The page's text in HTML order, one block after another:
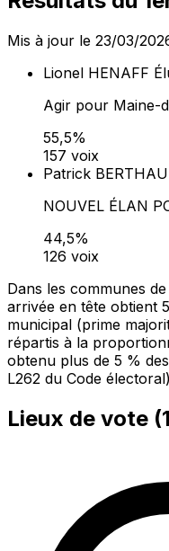
Mis à jour le 23/03/
Lionel HENAFF
Agir pour Maine-
55,5%
157 voix
Patrick
NOUVEL ÉLAN
44,5%
126 voix
Dans les communes
arrivée en tête obtient
municipal (prime
répartis à la
obtenu plus de 5 %
L262 du Code
Lieux de vote (1